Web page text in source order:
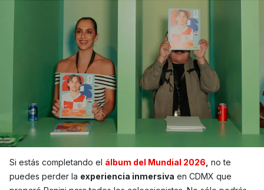
Si estás completando el álbum del Mundial 2026 no te
puedes perder la experiencia inmersiva en CDMX que